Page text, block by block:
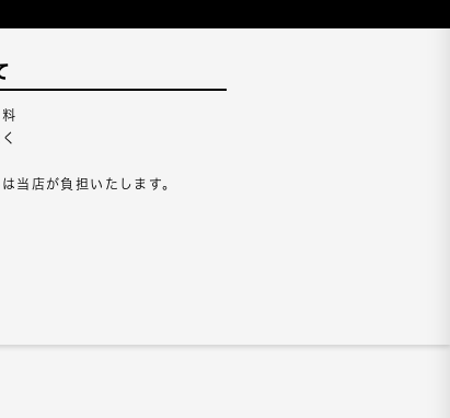
当店が負担いたします。